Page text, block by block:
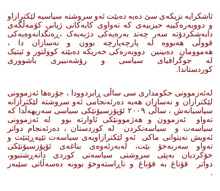
ئاشکرایە نزیکەی سێ دەیە دەبێت ئەو سروشتە سیاسیە لێکترازاو
و دووبەرەکییە حیزبیەی کە تەواوی کایەکانی ژیانی کۆمەڵگەی
دابەشکردۆتە سەر چەند بەرەیەکی دژبەیەک ،ڕەنگدانەوەیەکی
قووڵی هەبووە لە پارچەپارچە بوون و نەسازان دا ،
هەموومان دەبینین دووبەرەکی خەریکە دەبێتە کوولتور و ئیتیک
لە جوگرافیای سیاسی و رۆشەنبیری باشووری
کوردستاندا.
لەئەزموونی حکومداری سی ساڵی ڕابردوودا ، جۆرەها ئەزموونی
لێکترازان و نەسازان هەیە دەرئەنجامی ئەو سروشتە لێکترازانە
سیاسیانەش ، ساڵی ٢٠٠٩ ئۆپۆزسیۆنێکی سیاسی سەریهەڵدا کە
تەواو ئەزموون و هەژموونێکی ئاوارتە بوو لە ئەزموونی
سیاسەت و سیاسەتکردن لە کوردستان ، دەرئەنجام دواتر
ئەویش نەیتوانی ماکی ئەو لێکترازاویەی سیاسەت تێپەڕێنێت و
تەواو سەربەخۆ بێت، لەبەرئەوەی بناغەی ئۆپۆزسیۆنێکی
خۆکردیان بەپێی سروشتی سیاسەتی کوردی دانەڕشتبوو،
دواتر قۆناغ بە قۆناغ و ناڕاستەوخۆ بوونە دەسەڵاتی سێبەر
.